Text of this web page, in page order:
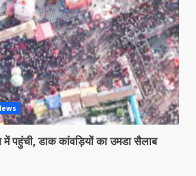
पहुंची, डाक कांवड़ियों का उमडा सैलाब